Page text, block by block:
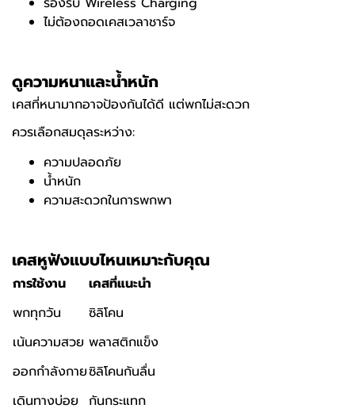
ไม่ต้องถอดเคสเวลาชาร์จ
ดูความหนาและน้ำหนัก
เคสที่หนามากอาจป้องกันได้ดี แต่พกไม่สะดวก
ควรเลือกสมดุลระหว่าง:
ความปลอดภัย
น้ำหนัก
ความสะดวกในการพกพา
เคสหูฟังแบบไหนเหมาะกับคุณ
การใช้งาน
เคสที่แนะนำ
พกทุกวัน
ซิลิโคน
เน้นความสวย พลาสติกแข็ง
ออกกำลังกายซิลิโคนกันลื่น
เดินทางบ่อย กันกระแทก